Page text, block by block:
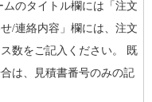
のタイトル欄には「注文
/連絡内容」欄には、注文
数をご記入ください。 既
は、見積書番号のみの記